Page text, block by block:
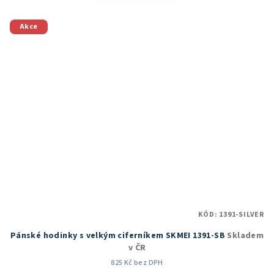
Akce
Pánské hodinky s velkým ciferníkem SKMEI 1391-SB Skladem
v ČR
825 Kč bez DPH
KÓD: 1391-SILVER